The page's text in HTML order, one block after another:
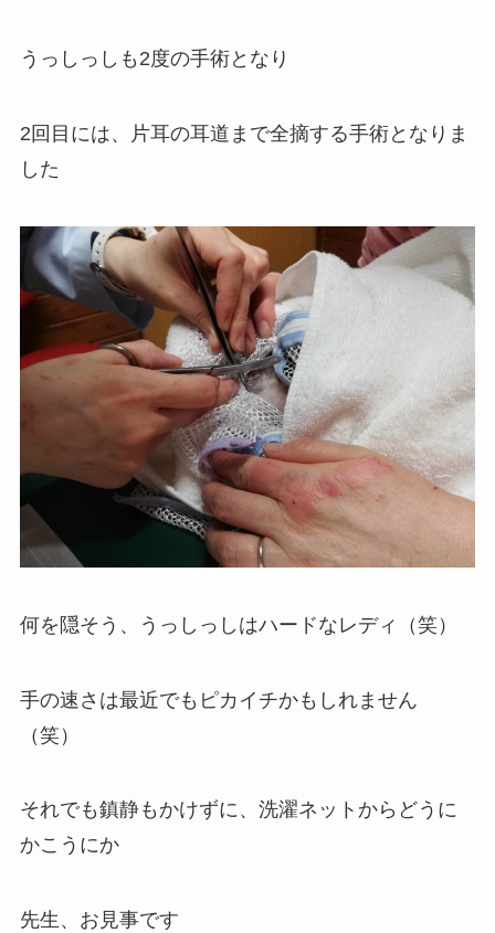
うっしっしも2度の手術となり
2回目には、片耳の耳道まで全摘する手術となりま
した
何を隠そう、うっしっしはハードなレディ（笑）
手の速さは最近でもピカイチかもしれません
（笑）
それでも鎮静もかけずに、洗濯ネットからどうに
かこうにか
先生、お見事です